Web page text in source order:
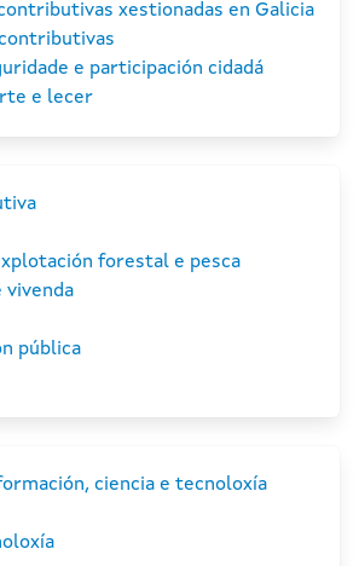
xestionadas en Galicia
e participación cidadá
e lecer
forestal e pesca
vivenda
pública
ciencia e tecnoloxía